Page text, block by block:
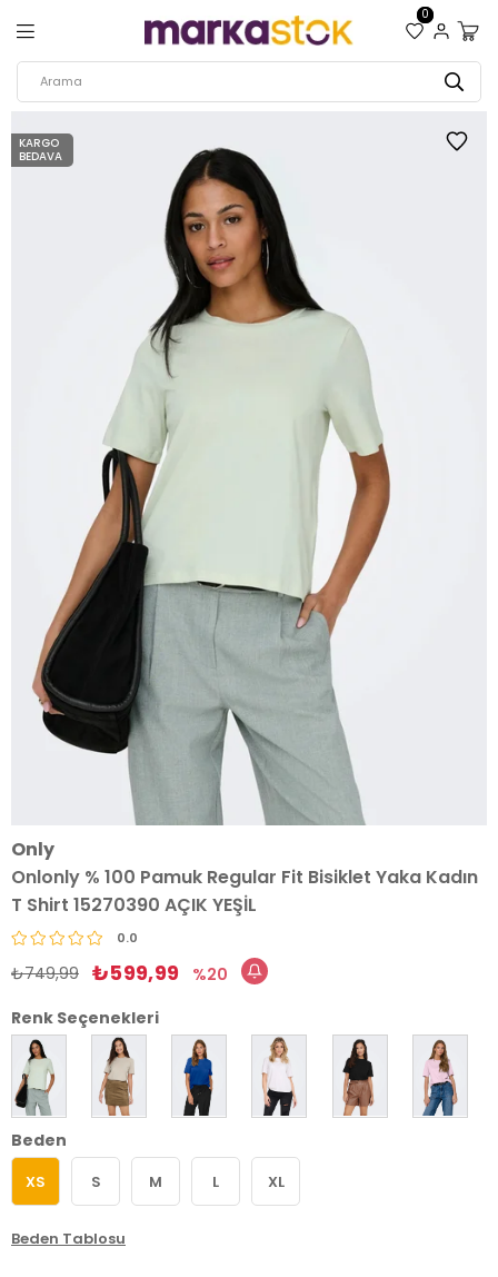
0
KARGO
BEDAVA
Only
Onlonly % 100 Pamuk Regular Fit Bisiklet Yaka Kadın
T Shirt 15270390 AÇIK YEŞİL
0.0
₺749,99 ₺599,99
20
Renk Seçenekleri
Beden
XS S M L XL
Beden Tablosu